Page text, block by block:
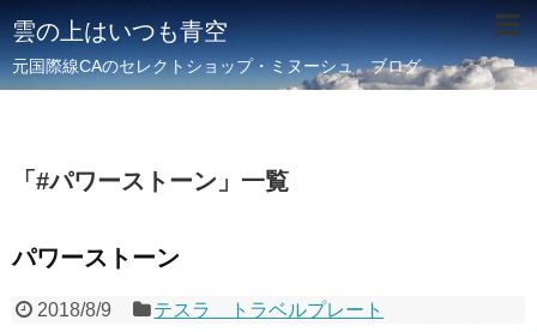
雲の上はいつも青空
元国際線CAのセレクトショップ・ミヌーシュ ブログ
「 #パワーストーン 」 一覧
パワーストーン
2018/8/9 テスラ トラベルプレート